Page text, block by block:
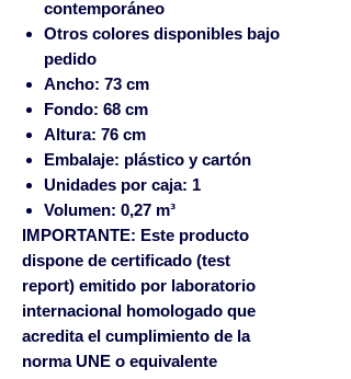
contemporáneo
Otros colores disponibles bajo
pedido
Ancho: 73 cm
Fondo: 68 cm
Altura: 76 cm
Embalaje: plástico y cartón
Unidades por caja: 1
Volumen: 0,27 m³
IMPORTANTE: Este producto
dispone de certificado (test
report) emitido por laboratorio
internacional homologado que
acredita el cumplimiento de la
norma UNE o equivalente